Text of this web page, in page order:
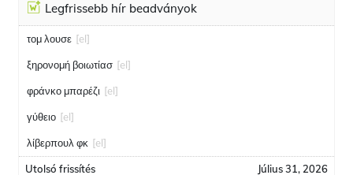
Legfrissebb hír beadványok
τομ λουσε [el]
ξηρονομή βοιωτίασ [el]
φράνκο μπαρέζι [el]
γύθειο [el]
λίβερπουλ φκ [el]
Utolsó frissítés Július 31, 2026